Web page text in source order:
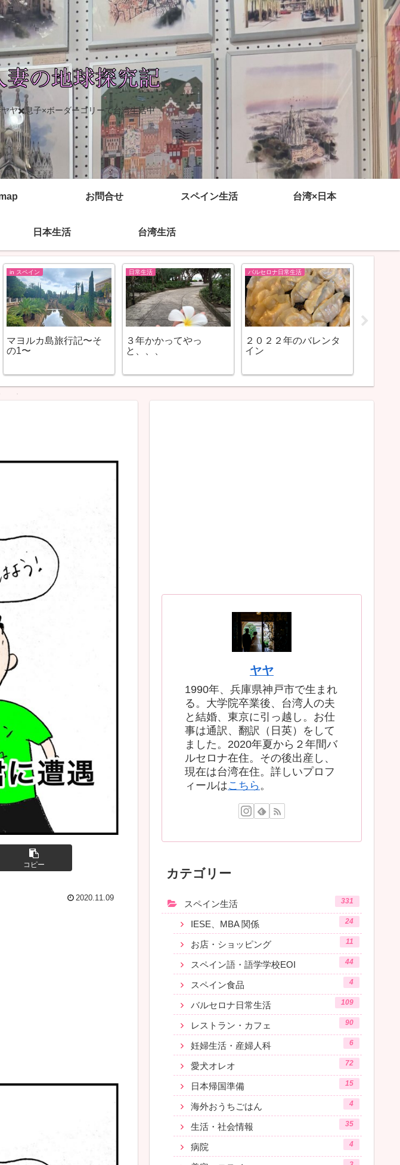
ヤ✖️息子×ボーダーコリーで台湾生活中
お問合せ スペイン生活 台湾×日本
日本生活 台湾生活
in スペイン
マヨルカ島旅行記〜そ
の1〜
日常生活
３年かかってやっ
と、、、
バルセロナ日常生活
２０２２年のバレンタ
イン
コピー
2020.11.09
ヤヤ
1990年、兵庫県神戸市で生まれ
る。大学院卒業後、台湾人の夫
と結婚、東京に引っ越し。お仕
事は通訳、翻訳（日英）をして
ました。2020年夏から２年間バ
ルセロナ在住。その後出産し、
現在は台湾在住。詳しいプロフ
ィールはこちら 。
カテゴリー
スペイン生活 331
IESE、MBA 関係 24
お店・ショッピング 11
スペイン語・語学学校EOI 44
スペイン食品 4
バルセロナ日常生活 109
レストラン・カフェ 90
妊婦生活・産婦人科 6
愛犬オレオ 72
日本帰国準備 15
海外おうちごはん 4
生活・社会情報 35
病院 4